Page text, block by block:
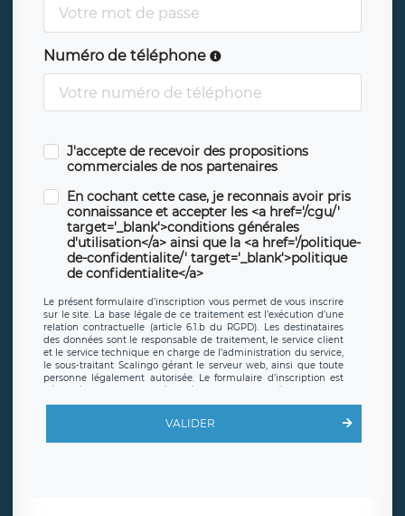
Numéro de téléphone
J'accepte de recevoir des propositions
commerciales de nos partenaires
En cochant cette case, je reconnais avoir pris
connaissance et accepter les <a href='/cgu/'
target='_blank'>conditions générales
d'utilisation</a> ainsi que la <a href='/politique-
de-confidentialite/' target='_blank'>politique
de confidentialite</a>
Le présent formulaire d’inscription vous permet de vous inscrire
sur le site. La base légale de ce traitement est l’exécution d’une
relation contractuelle (article 6.1.b du RGPD). Les destinataires
des données sont le responsable de traitement, le service client
et le service technique en charge de l’administration du service,
le sous-traitant Scalingo gérant le serveur web, ainsi que toute
personne légalement autorisée. Le formulaire d’inscription est
offrant desclauses de protection conformes au RGPD. Les
en sollicite la suppression, étant entendu que vous pouvez
demander la suppression de vos données et retirer votre
VALIDER